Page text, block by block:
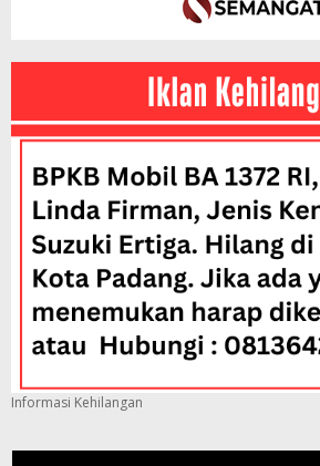
Informasi Kehilangan